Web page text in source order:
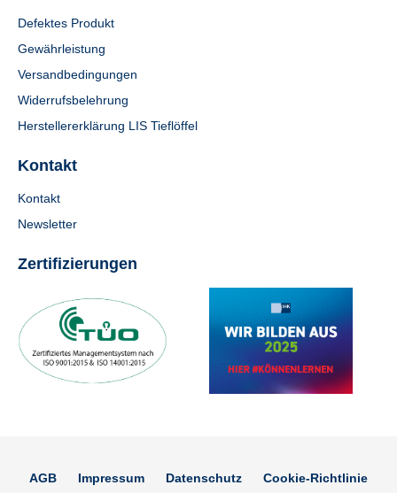
Defektes Produkt
Gewährleistung
Versandbedingungen
Widerrufsbelehrung
Herstellererklärung LIS Tieflöffel
Kontakt
Kontakt
Newsletter
Zertifizierungen
AGB Impressum Datenschutz Cookie-Richtlinie